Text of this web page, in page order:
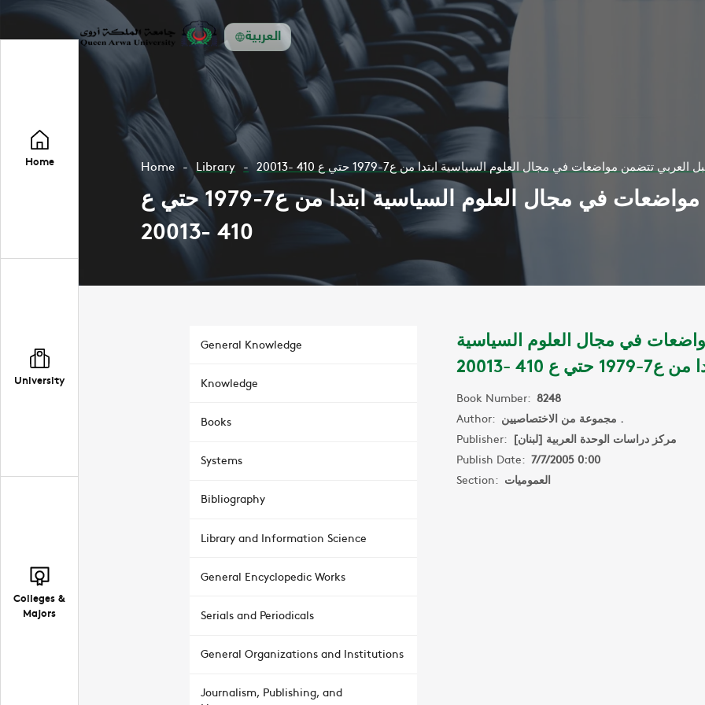
العربية
Home
University
Colleges &
Majors
Home Library تتضمن مواضعات في مجال العلوم السياسية ابتدا من ع7-1979 حتي ع 410 -20013
مجلة المستقبل العربي تتضمن مواضعات في مجال العلوم السياسية ابتدا من ع7-1979 حتي ع
410 -20013
General Knowledge
Knowledge
Books
Systems
Bibliography
Library and Information Science
General Encyclopedic Works
Serials and Periodicals
General Organizations and Institutions
Journalism, Publishing, and
في مجال العلوم السياسية
1979 حتي ع 410 -20013
Book Number: 8248
Author:
مجموعة من الاختصاصيين .
Publisher: مركز دراسات الوحدة العربية [لبنان]
Publish Date: 7/7/2005 0:00
Section: العموميات